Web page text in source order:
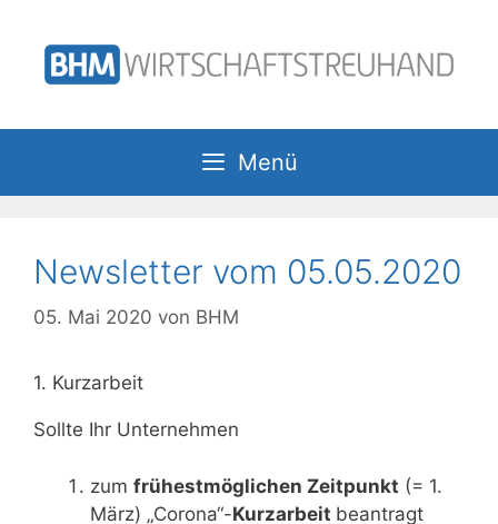
Inhalt
springen
Menü
Newsletter vom 05.05.2020
05. Mai 2020 von BHM
1. Kurzarbeit
Sollte Ihr Unternehmen
zum frühestmöglichen Zeitpunkt (= 1.
März) „Corona“-Kurzarbeit beantragt